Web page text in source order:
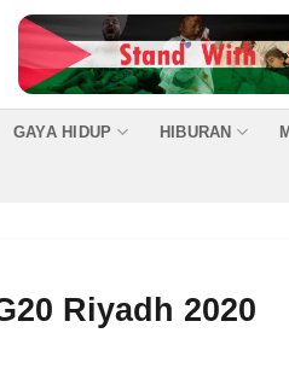
GAYA HIDUP HIBURAN
Riyadh 2020